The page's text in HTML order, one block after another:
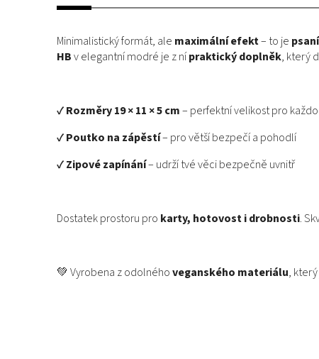
Minimalistický formát, ale maximální efekt– to je
HBv elegantní modré je z nípraktický doplněk, který
✔️Rozměry 19 × 11 × 5 cm– perfektní velikost pro
✔️Poutko na zápěstí– pro větší bezpečí a pohodlí
✔️Zipové zapínání– udrží tvé věci bezpečně uvnitř
Dostatek prostoru pro karty, hotovost i drobnosti.
💚 Vyrobena z odolnéhoveganského materiálu,